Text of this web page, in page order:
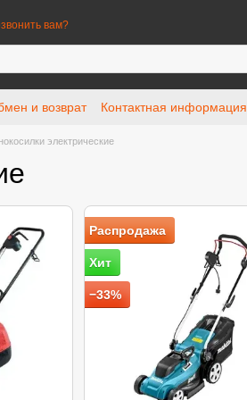
вам?
и возврат Контактная информация
электрические
Распродажа
Хит
−33%